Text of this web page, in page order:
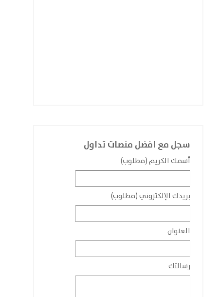
سجل مع افضل منصات تداول
أسمك الكريم (مطلوب)
بريدك الإلكتروني (مطلوب)
العنوان
رسالتك